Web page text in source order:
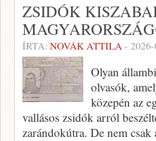
ZSIDÓK
ÍRTA: NOVÁK ATTILA-
Olyan
olvasók,
közepén az
vallásos zsidók arról
zarándokútra. De nem